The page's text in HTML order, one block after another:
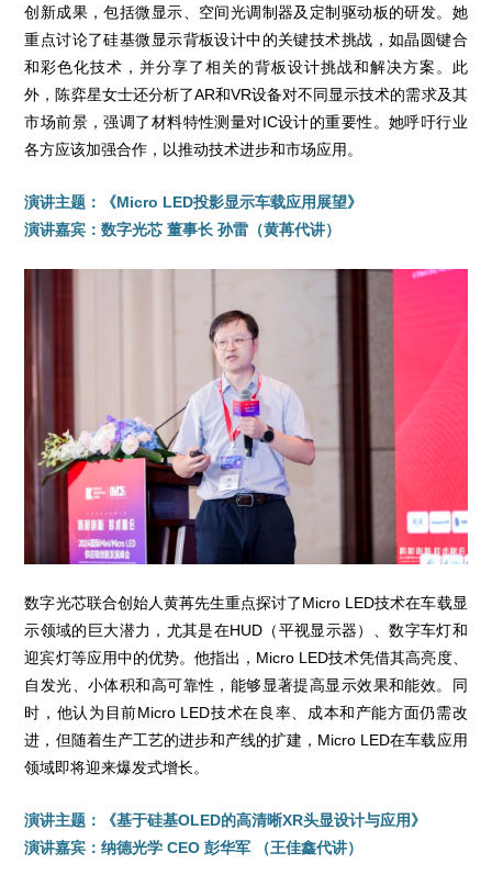
创新成果，包括微显示、空间光调制器及定制驱动板的研发。她
重点讨论了硅基微显示背板设计中的关键技术挑战，如晶圆键合
和彩色化技术，并分享了相关的背板设计挑战和解决方案。此
外，陈弈星女士还分析了AR和VR设备对不同显示技术的需求及其
市场前景，强调了材料特性测量对IC设计的重要性。她呼吁行业
各方应该加强合作，以推动技术进步和市场应用。
演讲主题：《Micro LED投影显示车载应用展望》
演讲嘉宾：数字光芯 董事长 孙雷（黄苒代讲）
数字光芯联合创始人黄苒先生重点探讨了Micro LED技术在车载显
示领域的巨大潜力，尤其是在HUD（平视显示器）、数字车灯和
迎宾灯等应用中的优势。他指出，Micro LED技术凭借其高亮度、
自发光、小体积和高可靠性，能够显著提高显示效果和能效。同
时，他认为目前Micro LED技术在良率、成本和产能方面仍需改
进，但随着生产工艺的进步和产线的扩建，Micro LED在车载应用
领域即将迎来爆发式增长。
演讲主题：《基于硅基OLED的高清晰XR头显设计与应用》
演讲嘉宾：纳德光学 CEO 彭华军 （王佳鑫代讲）